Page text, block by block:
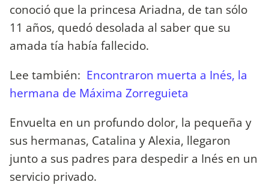
conoció que la princesa Ariadna, de tan sólo
11 años, quedó desolada al saber que su
amada tía había fallecido.
Lee también: Encontraron muerta a Inés, la
hermana de Máxima Zorreguieta
Envuelta en un profundo dolor, la pequeña y
sus hermanas, Catalina y Alexia, llegaron
junto a sus padres para despedir a Inés en un
servicio privado.